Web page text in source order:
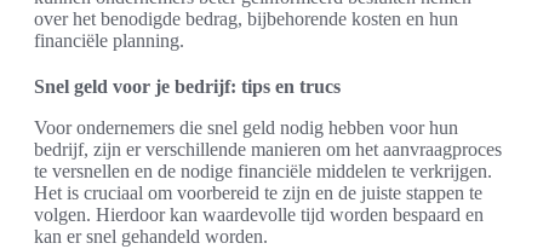
over het benodigde bedrag, bijbehorende kosten en hun
financiële planning.
Snel geld voor je bedrijf: tips en trucs
Voor ondernemers die snel geld nodig hebben voor hun
bedrijf, zijn er verschillende manieren om het aanvraagproces
te versnellen en de nodige financiële middelen te verkrijgen.
Het is cruciaal om voorbereid te zijn en de juiste stappen te
volgen. Hierdoor kan waardevolle tijd worden bespaard en
kan er snel gehandeld worden.